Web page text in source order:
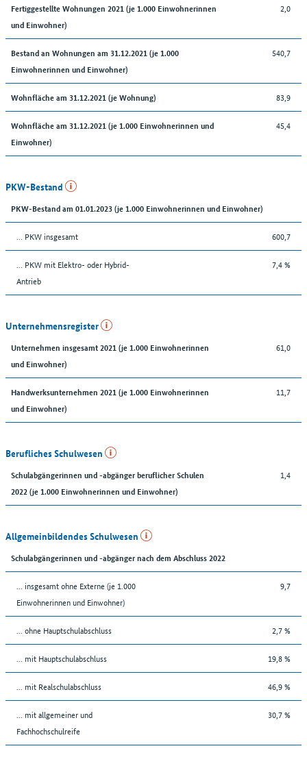
Fertiggestellte Wohnungen 2021 (je 1.000 Einwohnerinnen
und Einwohner)
2,0
Bestand an Wohnungen am 31.12.2021 (je 1.000
Einwohnerinnen und Einwohner)
540,7
Wohnfläche am 31.12.2021 (je Wohnung) 83,9
Wohnfläche am 31.12.2021 (je 1.000 Einwohnerinnen und
Einwohner)
45,4
PKW-Bestand
PKW-Bestand am 01.01.2023 (je 1.000 Einwohnerinnen und Einwohner)
… PKW insgesamt 600,7
… PKW mit Elektro- oder Hybrid-
Antrieb
7,4 %
Unternehmensregister
Unternehmen insgesamt 2021 (je 1.000 Einwohnerinnen
und Einwohner)
61,0
Handwerksunternehmen 2021 (je 1.000 Einwohnerinnen
und Einwohner)
11,7
Berufliches Schulwesen
Schulabgängerinnen und -abgänger beruflicher Schulen
2022 (je 1.000 Einwohnerinnen und Einwohner)
1,4
Allgemeinbildendes Schulwesen
Schulabgängerinnen und -abgänger nach dem Abschluss 2022
... insgesamt ohne Externe (je 1.000
Einwohnerinnen und Einwohner)
9,7
... ohne Hauptschulabschluss 2,7 %
... mit Hauptschulabschluss 19,8 %
... mit Realschulabschluss 46,9 %
... mit allgemeiner und
Fachhochschulreife
30,7 %